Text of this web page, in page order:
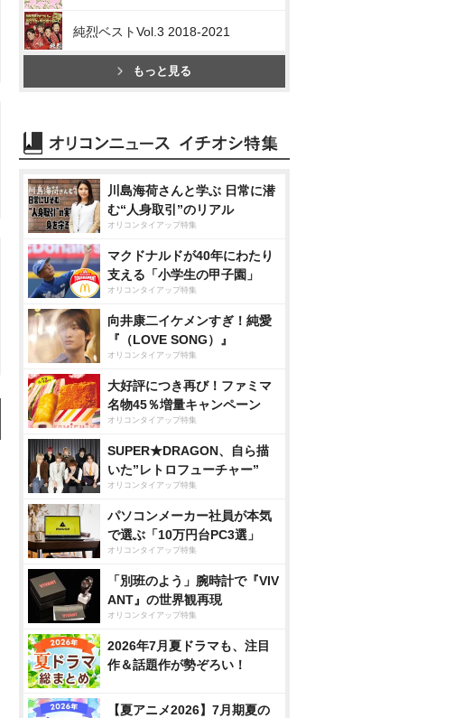
純烈ベストVol.3 2018-2021
もっと見る
川島海荷さんと学ぶ 日常に潜
む“人身取引”のリアル
オリコンタイアップ特集
マクドナルドが40年にわたり
支える「小学生の甲子園」
オリコンタイアップ特集
向井康二イケメンすぎ！純愛
『（LOVE SONG）』
オリコンタイアップ特集
大好評につき再び！ファミマ
名物45％増量キャンペーン
オリコンタイアップ特集
SUPER★DRAGON、自ら描
いた”レトロフューチャー”
オリコンタイアップ特集
パソコンメーカー社員が本気
で選ぶ「10万円台PC3選」
オリコンタイアップ特集
「別班のよう」腕時計で『VIV
ANT』の世界観再現
オリコンタイアップ特集
2026年7月夏ドラマも、注目
作＆話題作が勢ぞろい！
【夏アニメ2026】7月期夏の